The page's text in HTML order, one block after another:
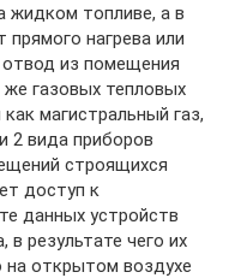
топливе, а в
нагрева или
отвод из помещения
газовых тепловых
магистральный газ,
2 вида приборов
строящихся
доступ к
данных устройств
в результате чего их
на открытом воздухе